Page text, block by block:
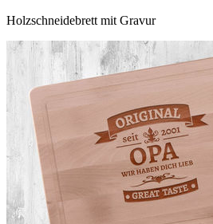
Holzschneidebrett mit Gravur